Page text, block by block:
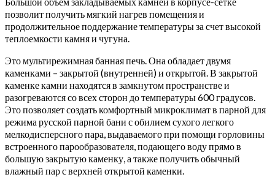
позволит получить мягкий нагрев помещения и
продолжительное поддержание температуры за счет высокой
теплоемкости камня и чугуна.
Это мультирежимная банная печь. Она обладает двумя
каменками – закрытой (внутренней) и открытой. В закрытой
каменке камни находятся в замкнутом пространстве и
разогреваются со всех сторон до температуры 600 градусов.
Это позволяет создать комфортный микроклимат в парной для
режима русской парной бани с обилием сухого легкого
мелкодисперсного пара, выдаваемого при помощи горловины
встроенного парообразователя, подающего воду прямо в
большую закрытую каменку, а также получить обычный
влажный пар с верхней открытой каменки.